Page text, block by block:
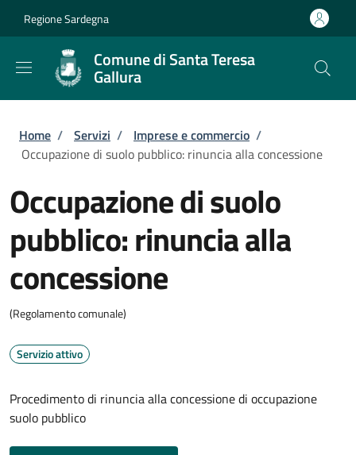
Regione Sardegna
Comune di Santa Teresa
Gallura
Briciole di pane
Home / Servizi / Imprese e commercio /
Occupazione di suolo pubblico: rinuncia alla concessione
Occupazione di suolo
pubblico: rinuncia alla
concessione
(Regolamento comunale)
Servizio attivo
Procedimento di rinuncia alla concessione di occupazione
suolo pubblico